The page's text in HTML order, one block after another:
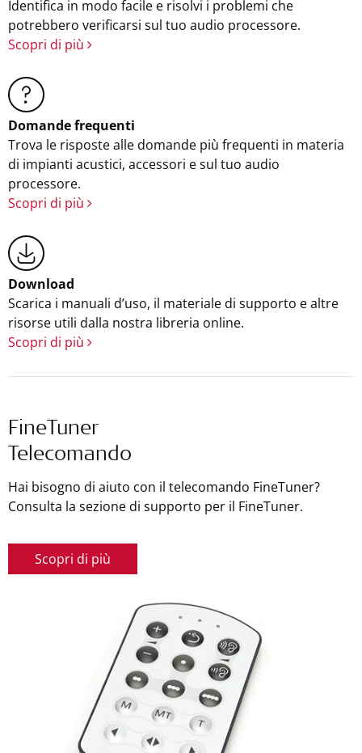
Identifica in modo facile e risolvi i problemi che
potrebbero verificarsi sul tuo audio processore.
Scopri di più
Domande frequenti
Trova le risposte alle domande più frequenti in materia
di impianti acustici, accessori e sul tuo audio
processore.
Scopri di più
Download
Scarica i manuali d’uso, il materiale di supporto e altre
risorse utili dalla nostra libreria online.
Scopri di più
FineTuner
Telecomando
Hai bisogno di aiuto con il telecomando FineTuner?
Consulta la sezione di supporto per il FineTuner.
Scopri di più